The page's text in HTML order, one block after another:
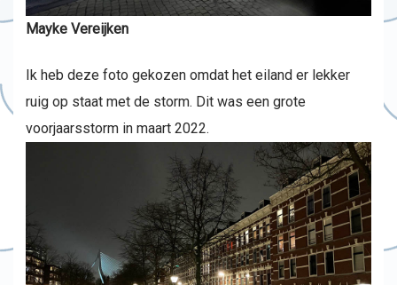
Mayke Vereijken
Ik heb deze foto gekozen omdat het eiland er lekker
ruig op staat met de storm. Dit was een grote
voorjaarsstorm in maart 2022.